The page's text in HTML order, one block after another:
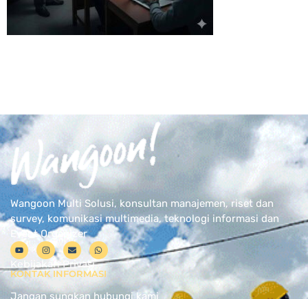
Wangoon Multi Solusi, konsultan manajemen, riset dan
survey, komunikasi multimedia, teknologi informasi dan
Event Organizer
Kebijakan Privasi
KONTAK INFORMASI
Jangan sungkan hubungi kami